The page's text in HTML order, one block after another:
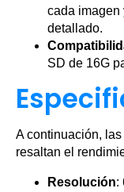
cada imagen
detallado.
SD de 16G
A continuación,
resaltan el
Resolución: